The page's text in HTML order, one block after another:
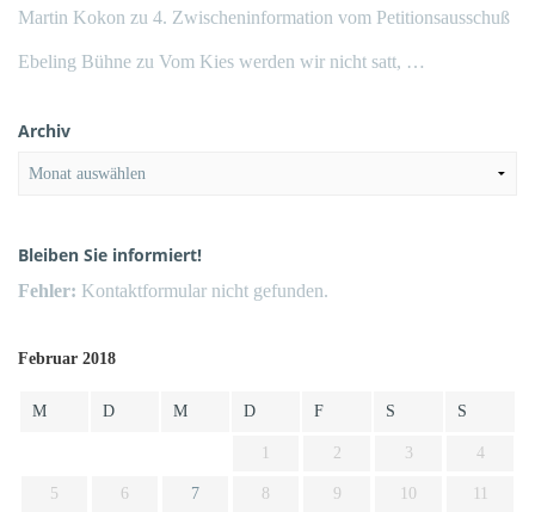
Martin Kokon zu 4. Zwischeninformation vom Petitionsausschuß
Ebeling Bühne zu Vom Kies werden wir nicht satt, …
Archiv
Archiv
Bleiben Sie informiert!
Fehler: Kontaktformular nicht gefunden.
Februar 2018
M D M D F S S
2 3 4
5 6 7 8 9 10